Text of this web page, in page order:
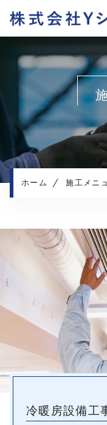
プ
ホーム 施工メニ
冷暖房設備工